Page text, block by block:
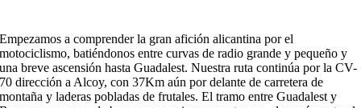
Empezamos a comprender la gran afición alicantina por el
motociclismo, batiéndonos entre curvas de radio grande y pequeño y
una breve ascensión hasta Guadalest. Nuestra ruta continúa por la CV-
70 dirección a Alcoy, con 37Km aún por delante de carretera de
montaña y laderas pobladas de frutales. El tramo entre Guadalest y